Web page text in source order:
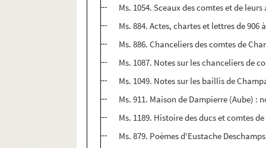
Ms. 1054. Sceaux des comtes et de leurs
Ms. 884. Actes, chartes et lettres de 906
Ms. 886. Chanceliers des comtes de
Ms. 1087. Notes sur les chanceliers de
Ms. 1049. Notes sur les baillis de
Ms. 911. Maison de Dampierre (Aube) :
Ms. 1189. Histoire des ducs et comtes
Ms. 879. Poèmes d'Eustache